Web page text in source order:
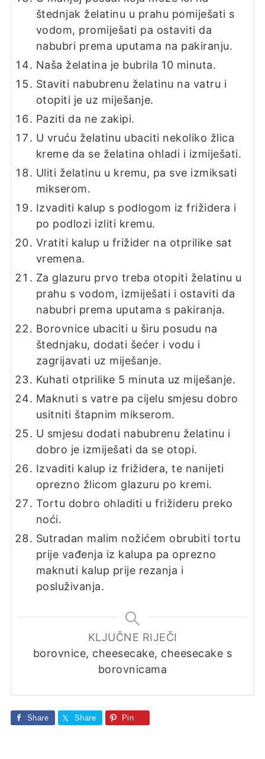
štednjak želatinu u prahu pomiješati s
vodom, promiješati pa ostaviti da
nabubri prema uputama na pakiranju.
Naša želatina je bubrila 10 minuta.
Staviti nabubrenu želatinu na vatru i
otopiti je uz miješanje.
Paziti da ne zakipi.
U vruću želatinu ubaciti nekoliko žlica
kreme da se želatina ohladi i izmiješati.
Uliti želatinu u kremu, pa sve izmiksati
mikserom.
Izvaditi kalup s podlogom iz frižidera i
po podlozi izliti kremu.
Vratiti kalup u frižider na otprilike sat
vremena.
Za glazuru prvo treba otopiti želatinu u
prahu s vodom, izmiješati i ostaviti da
nabubri prema uputama s pakiranja.
Borovnice ubaciti u širu posudu na
štednjaku, dodati šećer i vodu i
zagrijavati uz miješanje.
Kuhati otprilike 5 minuta uz miješanje.
Maknuti s vatre pa cijelu smjesu dobro
usitniti štapnim mikserom.
U smjesu dodati nabubrenu želatinu i
dobro je izmiješati da se otopi.
Izvaditi kalup iz frižidera, te nanijeti
oprezno žlicom glazuru po kremi.
Tortu dobro ohladiti u frižideru preko
noći.
Sutradan malim nožićem obrubiti tortu
prije vađenja iz kalupa pa oprezno
maknuti kalup prije rezanja i
posluživanja.
KLJUČNE RIJEČI
borovnice, cheesecake, cheesecake s
borovnicama
Share Share Pin